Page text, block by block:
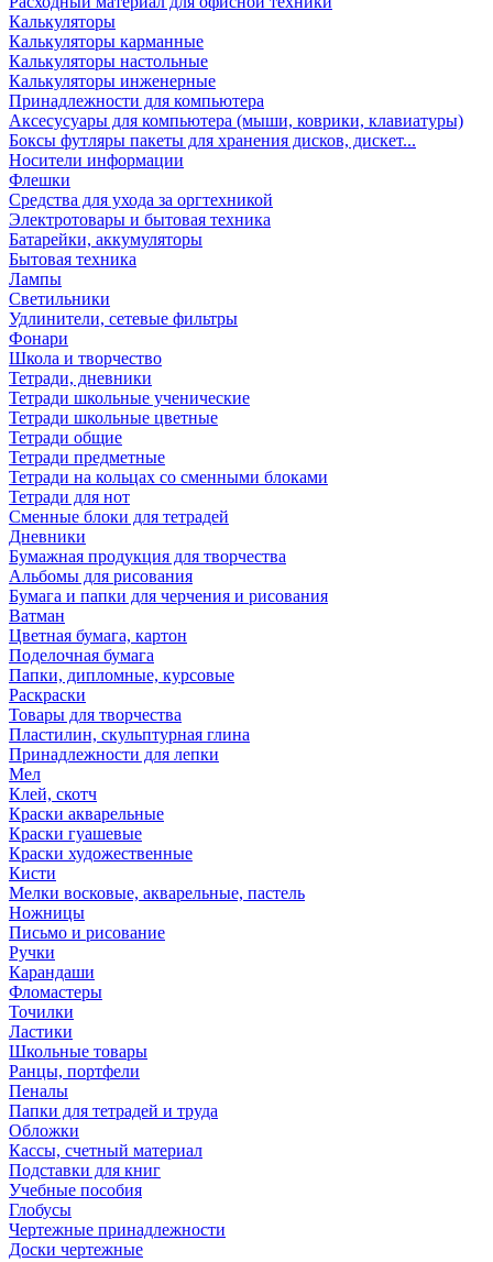
Калькуляторы
Калькуляторы карманные
Калькуляторы настольные
Калькуляторы инженерные
Принадлежности для компьютера
Аксесусуары для компьютера (мыши, коврики, клавиатуры)
Боксы футляры пакеты для хранения дисков, дискет...
Носители информации
Флешки
Средства для ухода за оргтехникой
Электротовары и бытовая техника
Батарейки, аккумуляторы
Бытовая техника
Лампы
Светильники
Удлинители, сетевые фильтры
Фонари
Школа и творчество
Тетради, дневники
Тетради школьные ученические
Тетради школьные цветные
Тетради общие
Тетради предметные
Тетради на кольцах со сменными блоками
Тетради для нот
Сменные блоки для тетрадей
Дневники
Бумажная продукция для творчества
Альбомы для рисования
Бумага и папки для черчения и рисования
Ватман
Цветная бумага, картон
Поделочная бумага
Папки, дипломные, курсовые
Раскраски
Товары для творчества
Пластилин, скульптурная глина
Принадлежности для лепки
Мел
Клей, скотч
Краски акварельные
Краски гуашевые
Краски художественные
Кисти
Мелки восковые, акварельные, пастель
Ножницы
Письмо и рисование
Ручки
Карандаши
Фломастеры
Точилки
Ластики
Школьные товары
Ранцы, портфели
Пеналы
Папки для тетрадей и труда
Обложки
Кассы, счетный материал
Подставки для книг
Учебные пособия
Глобусы
Чертежные принадлежности
Доски чертежные